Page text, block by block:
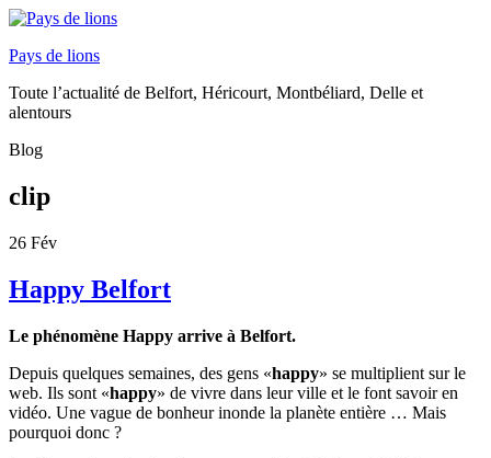
Pays de lions
Toute l’actualité de Belfort, Héricourt, Montbéliard, Delle et
alentours
Blog
clip
26 Fév
Happy Belfort
Le phénomène Happy arrive à Belfort.
Depuis quelques semaines, des gens «happy» se multiplient sur le
web. Ils sont «happy» de vivre dans leur ville et le font savoir en
vidéo. Une vague de bonheur inonde la planète entière … Mais
pourquoi donc ?